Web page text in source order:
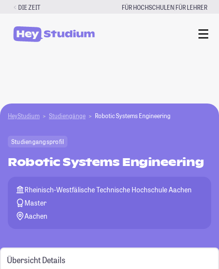
Zum
springen
DIE ZEIT FÜR HOCHSCHULEN|FÜR LEHRER
HeyStudium Studiengänge Robotic Systems Engineering
Studiengangsprofil
Robotic Systems Engineering
Rheinisch-Westfälische Technische Hochschule Aachen
Master
Aachen
Übersicht Details